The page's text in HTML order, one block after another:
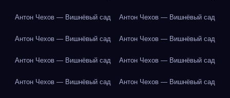
Антон Чехов — Вишнёвый сад Антон Чехов — Вишнёвый сад
Антон Чехов — Вишнёвый сад Антон Чехов — Вишнёвый сад
Антон Чехов — Вишнёвый сад Антон Чехов — Вишнёвый сад
Антон Чехов — Вишнёвый сад Антон Чехов — Вишнёвый сад